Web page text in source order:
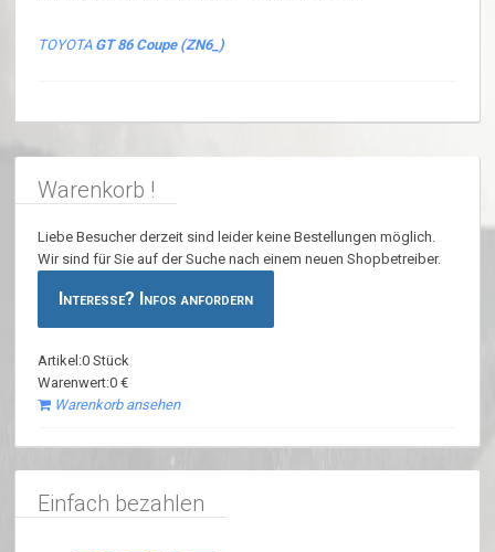
TOYOTA GT 86 Coupe (ZN6_)
Warenkorb !
Liebe Besucher derzeit sind leider keine Bestellungen möglich.
Wir sind für Sie auf der Suche nach einem neuen Shopbetreiber.
Interesse? Infos anfordern
Artikel:0 Stück
Warenwert:0 €
Warenkorb ansehen
Einfach bezahlen